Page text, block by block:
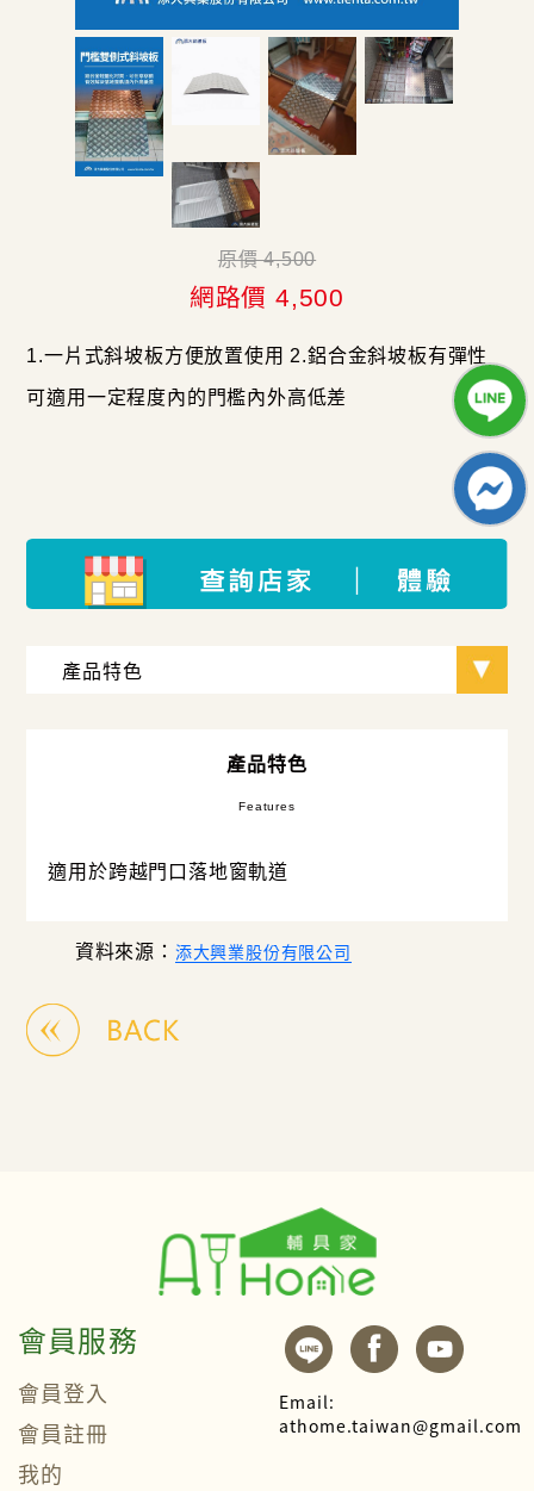
原價 4,500
網路價 4,500
1.一片式斜坡板方便放置使用 2.鋁合金斜坡板有彈性
可適用一定程度內的門檻內外高低差
產品特色
Features
適用於跨越門口落地窗軌道
資料來源： 添大興業股份有限公司
會員服務
會員登入
會員註冊
我的
Email:
athome.taiwan@gmail.com